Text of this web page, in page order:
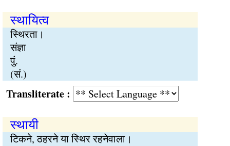
स्थायित्व
स्थिरता।
संज्ञा
पुं.
(सं.)
:
स्थायी
टिकने, ठहरने या स्थिर रहनेवाला।